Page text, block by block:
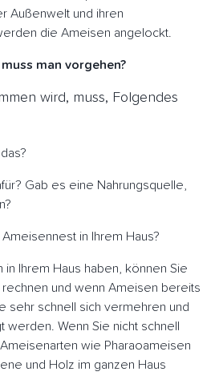
Außenwelt und ihren
die Ameisen angelockt.
man vorgehen?
wird, muss, Folgendes
Gab es eine Nahrungsquelle,
in Ihrem Haus?
Ihrem Haus haben, können Sie
und wenn Ameisen bereits
sehr schnell sich vermehren und
werden. Wenn Sie nicht schnell
wie Pharaoameisen
und Holz im ganzen Haus